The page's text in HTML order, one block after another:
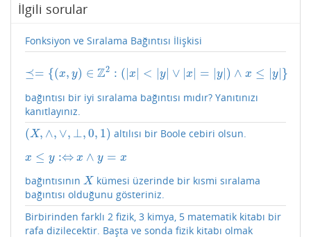
İlgili sorular
Fonksiyon ve Sıralama Bağıntısı İlişkisi
⪯= {(x, y) ∈ Z2 : ( |x < y| ∨ |x = |y ) ∧ x ≤ y| }
⪯={ x, y)∈Z2 :( |x <| |∨ |x |=| y|) ∧x≤| y| }
bağıntısı bir iyi sıralama bağıntısı mıdır? Yanıtınızı
kanıtlayınız.
(X, ∧, ∨, ⊥,0, 1)
(X,∧ ∨,⊥,0, 1) altılısı bir Boole cebiri olsun.
x ≤ y :⇔ x ∧ y = x
x≤y:⇔x∧y=x
bağıntısının X
X kümesi üzerinde bir kısmi sıralama
bağıntısı olduğunu gösteriniz.
Birbirinden farklı 2 fizik, 3 kimya, 5 matematik kitabı bir
rafa dizilecektir. Başta ve sonda fizik kitabı olmak